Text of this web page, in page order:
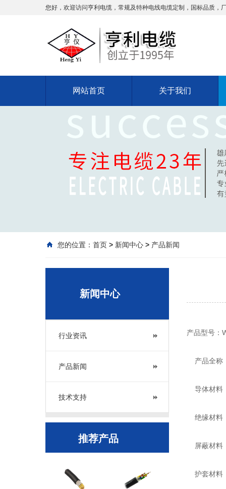
您好，欢迎访问亨利电缆，常规及特种电线电缆定制，国标品质，
网站首页 关于我们
您的位置： 首页 > 新闻中心 > 产品新闻
新闻中心
行业资讯
产品新闻
技术支持
推荐产品
产品型号：
产品全称
导体材料
绝缘材料
屏蔽材料
护套材料